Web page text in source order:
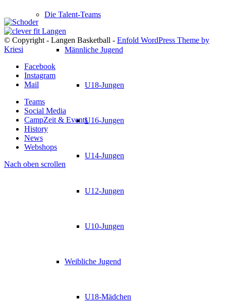
Die Talent-Teams
Männliche Jugend
U18-Jungen
U16-Jungen
U14-Jungen
U12-Jungen
U10-Jungen
Weibliche Jugend
U18-Mädchen
© Copyright - Langen Basketball - Enfold WordPress Theme by
Kriesi
Facebook
Instagram
Mail
Teams
Social Media
CampZeit & Events
History
News
Webshops
Nach oben scrollen